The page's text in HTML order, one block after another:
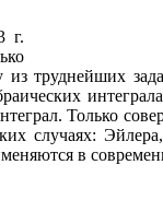
г.
труднейших
Только
случаях:
в